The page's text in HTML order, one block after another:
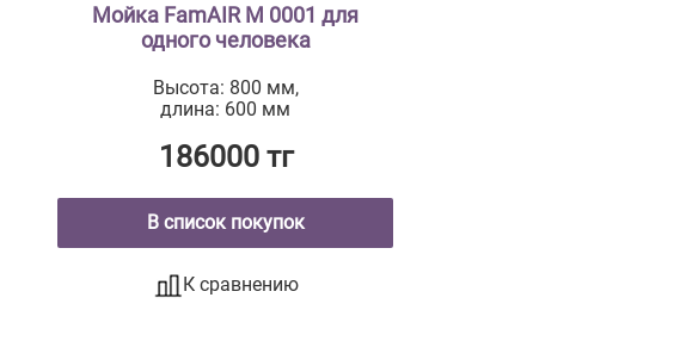
Мойка FamAIR М 0001 для
одного человека
Высота: 800 мм,
длина: 600 мм
186000 тг
В список покупок
К сравнению